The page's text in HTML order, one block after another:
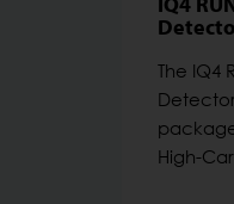
The IQ4
High-